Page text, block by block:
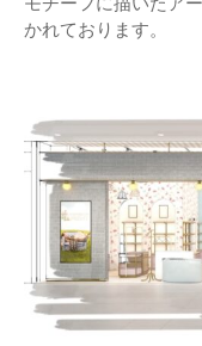
かれております。